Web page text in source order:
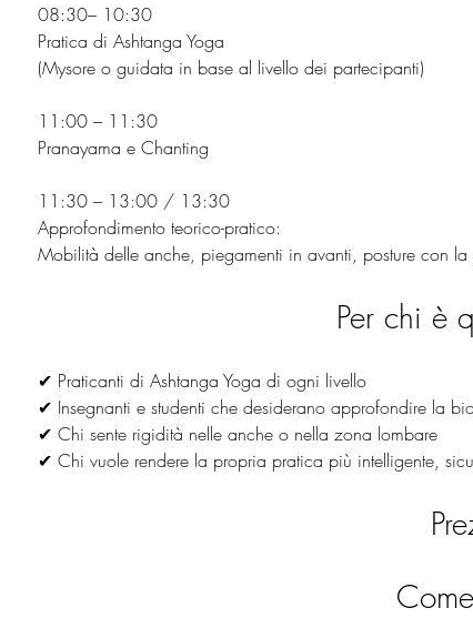
08:30– 10:30
Pratica di Ashtanga Yoga
(Mysore o guidata in base al livello dei partecipanti)
11:00 – 11:30
Pranayama e Chanting
11:30 – 13:00 / 13:30
Approfondimento teorico-pratico:
Mobilità delle anche, piegamenti in avanti, posture con
Per chi è
✔ Praticanti di Ashtanga Yoga di ogni livello
✔ Insegnanti e studenti che desiderano approfondire la
✔ Chi sente rigidità nelle anche o nella zona lombare
✔ Chi vuole rendere la propria pratica più intelligente,